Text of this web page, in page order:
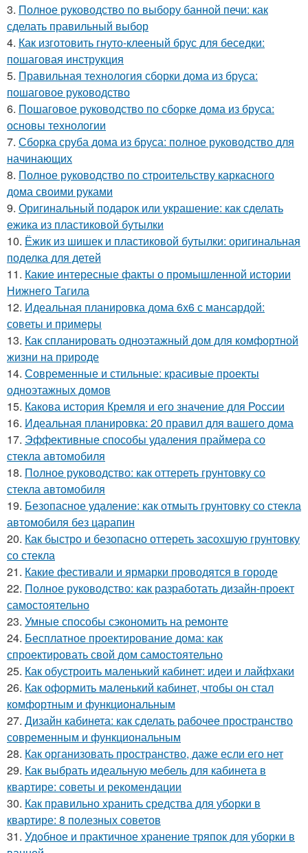
3. Полное руководство по выбору банной печи: как
сделать правильный выбор
4. Как изготовить гнуто-клееный брус для беседки:
пошаговая инструкция
5. Правильная технология сборки дома из бруса:
пошаговое руководство
6. Пошаговое руководство по сборке дома из бруса:
основы технологии
7. Сборка сруба дома из бруса: полное руководство для
начинающих
8. Полное руководство по строительству каркасного
дома своими руками
9. Оригинальный подарок или украшение: как сделать
ежика из пластиковой бутылки
10. Ёжик из шишек и пластиковой бутылки: оригинальная
поделка для детей
11. Какие интересные факты о промышленной истории
Нижнего Тагила
12. Идеальная планировка дома 6х6 с мансардой:
советы и примеры
13. Как спланировать одноэтажный дом для комфортной
жизни на природе
14. Современные и стильные: красивые проекты
одноэтажных домов
15. Какова история Кремля и его значение для России
16. Идеальная планировка: 20 правил для вашего дома
17. Эффективные способы удаления праймера со
стекла автомобиля
18. Полное руководство: как оттереть грунтовку со
стекла автомобиля
19. Безопасное удаление: как отмыть грунтовку со стекла
автомобиля без царапин
20. Как быстро и безопасно оттереть засохшую грунтовку
со стекла
21. Какие фестивали и ярмарки проводятся в городе
22. Полное руководство: как разработать дизайн-проект
самостоятельно
23. Умные способы сэкономить на ремонте
24. Бесплатное проектирование дома: как
спроектировать свой дом самостоятельно
25. Как обустроить маленький кабинет: идеи и лайфхаки
26. Как оформить маленький кабинет, чтобы он стал
комфортным и функциональным
27. Дизайн кабинета: как сделать рабочее пространство
современным и функциональным
28. Как организовать пространство, даже если его нет
29. Как выбрать идеальную мебель для кабинета в
квартире: советы и рекомендации
30. Как правильно хранить средства для уборки в
квартире: 8 полезных советов
31. Удобное и практичное хранение тряпок для уборки в